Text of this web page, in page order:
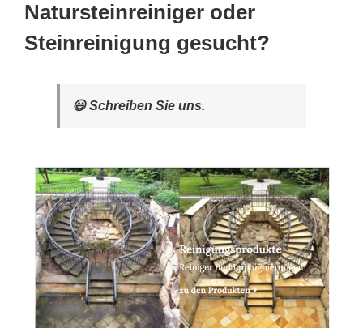
Natursteinreiniger oder
Steinreinigung gesucht?
😃 Schreiben Sie uns.